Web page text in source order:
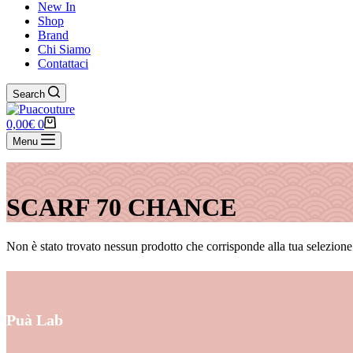
New In
Shop
Brand
Chi Siamo
Contattaci
Search
0,00€ 0
Menu
SCARF 70 CHANCE
Non è stato trovato nessun prodotto che corrisponde alla tua
Puà Lab